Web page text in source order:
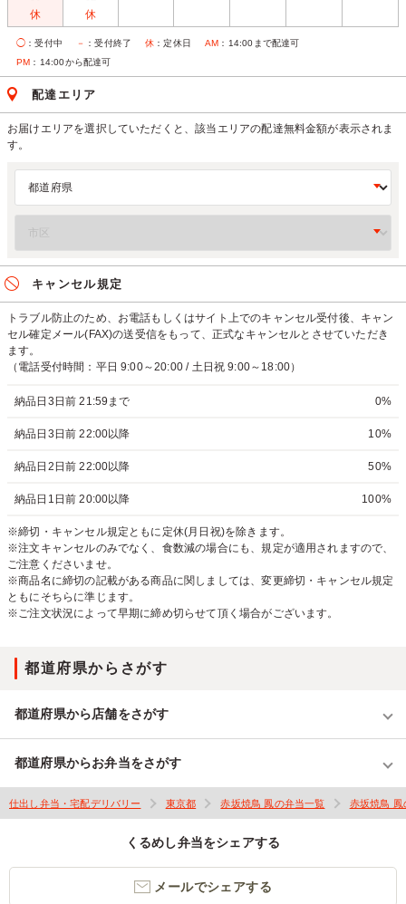
休 休
◯ ：受付中 － ：受付終了 休 ：定休日 AM ：14:00まで配達可
PM ：14:00から配達可
配達エリア
お届けエリアを選択していただくと、該当エリアの配達無料金額が表示されま
す。
キャンセル規定
トラブル防止のため、お電話もしくはサイト上でのキャンセル受付後、キャン
セル確定メール(FAX)の送受信をもって、正式なキャンセルとさせていただき
ます。
（電話受付時間：平日 9:00～20:00 / 土日祝 9:00～18:00）
納品日3日前 21:59まで 0%
納品日3日前 22:00以降 10%
納品日2日前 22:00以降 50%
納品日1日前 20:00以降 100%
※締切・キャンセル規定ともに定休(月日祝)を除きます。
※注文キャンセルのみでなく、食数減の場合にも、規定が適用されますので、
ご注意くださいませ。
※商品名に締切の記載がある商品に関しましては、変更締切・キャンセル規定
ともにそちらに準じます。
※ご注文状況によって早期に締め切らせて頂く場合がございます。
都道府県からさがす
都道府県から店舗をさがす
都道府県からお弁当をさがす
仕出し弁当・宅配デリバリー 東京都 赤坂焼鳥 鳳の弁当一覧 赤坂焼鳥 鳳
くるめし弁当をシェアする
メールでシェアする